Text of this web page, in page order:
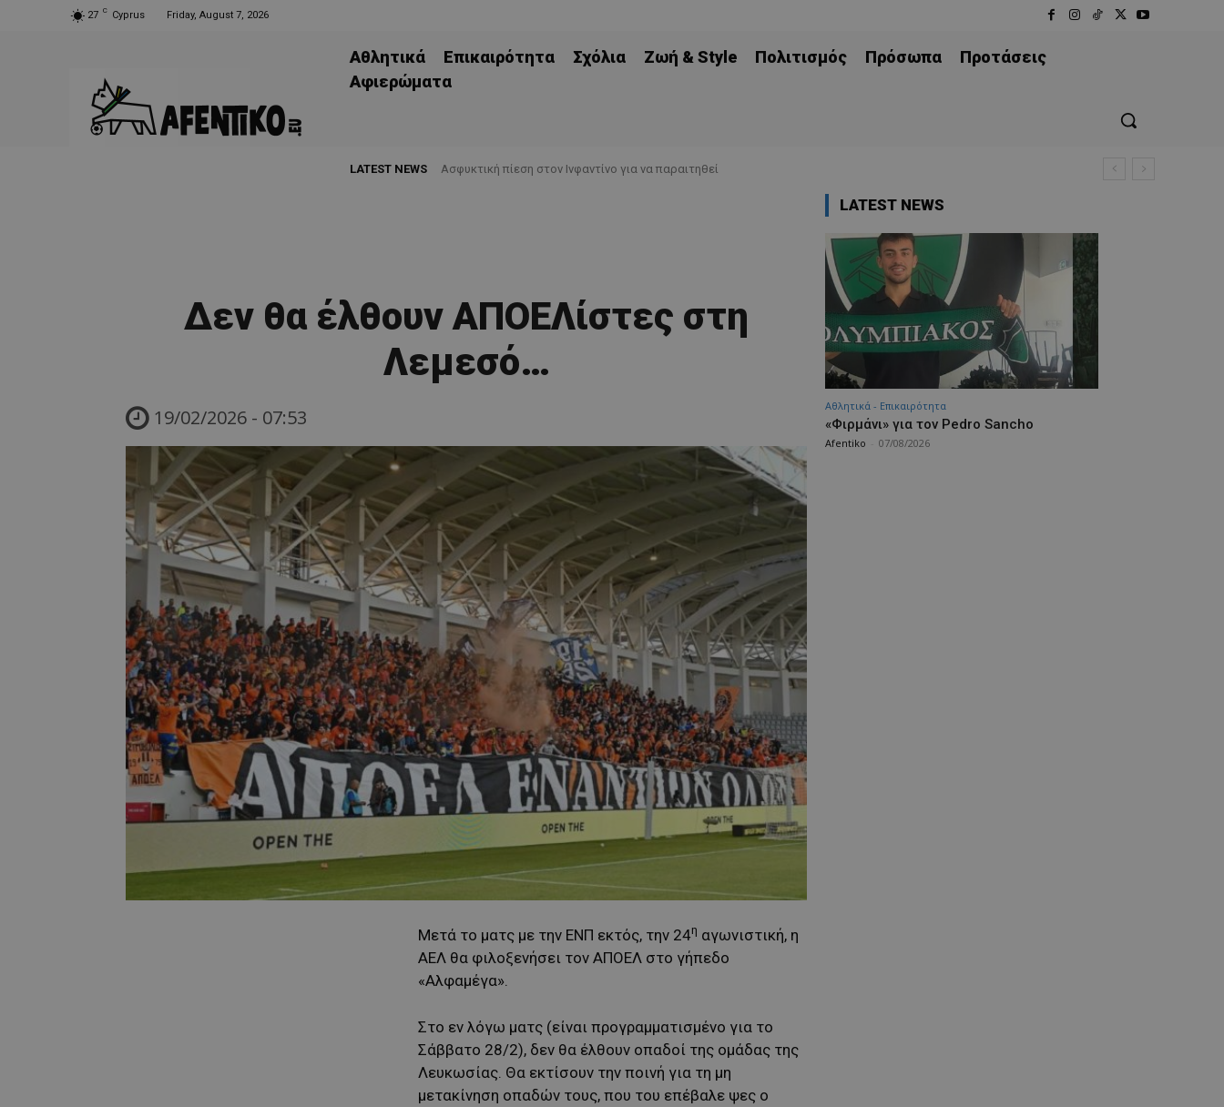
27 C Cyprus Friday, August 7, 2026
Αθλητικά Επικαιρότητα Σχόλια Ζωή & Style Πολιτισμός Πρόσωπα
Προτάσεις
Aφιερώματα
LATEST NEWS Ασφυκτική πίεση στον Ινφαντίνο για να παραιτηθεί
Δεν θα έλθουν ΑΠΟΕΛίστες στη
Λεμεσό…
19/02/2026 - 07:53
Μετά το ματς με την ΕΝΠ εκτός, την 24η αγωνιστική, η
ΑΕΛ θα φιλοξενήσει τον ΑΠΟΕΛ στο γήπεδο
«Αλφαμέγα».
Στο εν λόγω ματς (είναι προγραμματισμένο για το
Σάββατο 28/2), δεν θα έλθουν οπαδοί της ομάδας της
Λευκωσίας. Θα εκτίσουν την ποινή για τη μη
μετακίνηση οπαδών τους, που του επέβαλε ψες ο
LATEST NEWS
Αθλητικά - Επικαιρότητα
«Φιρμάνι» για τον Pedro Sancho
Afentiko 07/08/2026